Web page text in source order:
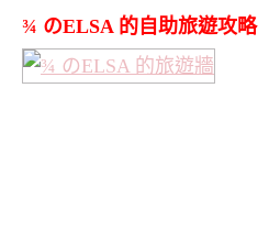
¾ のELSA 的自助旅遊攻略